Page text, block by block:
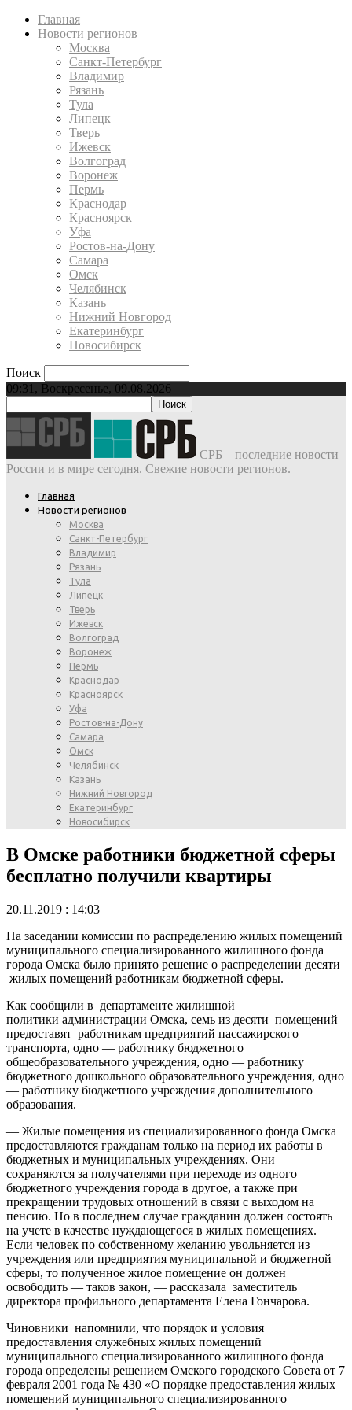
Главная
Новости регионов
Москва
Санкт-Петербург
Владимир
Рязань
Тула
Липецк
Тверь
Ижевск
Волгоград
Воронеж
Пермь
Краснодар
Красноярск
Уфа
Ростов-на-Дону
Самара
Омск
Челябинск
Казань
Нижний Новгород
Екатеринбург
Новосибирск
Поиск
09:31, Воскресенье, 09.08.2026
СРБ – последние новости
России и в мире сегодня. Свежие новости регионов.
Главная
Новости регионов
Москва
Санкт-Петербург
Владимир
Рязань
Тула
Липецк
Тверь
Ижевск
Волгоград
Воронеж
Пермь
Краснодар
Красноярск
Уфа
Ростов-на-Дону
Самара
Омск
Челябинск
Казань
Нижний Новгород
Екатеринбург
Новосибирск
В Омске работники бюджетной сферы
бесплатно получили квартиры
20.11.2019 : 14:03
На заседании комиссии по распределению жилых помещений
муниципального специализированного жилищного фонда
города Омска было принято решение о распределении десяти
жилых помещений работникам бюджетной сферы.
Как сообщили в департаменте жилищной
политики администрации Омска, семь из десяти помещений
предоставят работникам предприятий пассажирского
транспорта, одно — работнику бюджетного
общеобразовательного учреждения, одно — работнику
бюджетного дошкольного образовательного учреждения, одно
— работнику бюджетного учреждения дополнительного
образования.
— Жилые помещения из специализированного фонда Омска
предоставляются гражданам только на период их работы в
бюджетных и муниципальных учреждениях. Они
сохраняются за получателями при переходе из одного
бюджетного учреждения города в другое, а также при
прекращении трудовых отношений в связи с выходом на
пенсию. Но в последнем случае гражданин должен состоять
на учете в качестве нуждающегося в жилых помещениях.
Если человек по собственному желанию увольняется из
учреждения или предприятия муниципальной и бюджетной
сферы, то полученное жилое помещение он должен
освободить — таков закон, — рассказала заместитель
директора профильного департамента Елена Гончарова.
Чиновники напомнили, что порядок и условия
предоставления служебных жилых помещений
муниципального специализированного жилищного фонда
города определены решением Омского городского Совета от 7
февраля 2001 года № 430 «О порядке предоставления жилых
помещений муниципального специализированного